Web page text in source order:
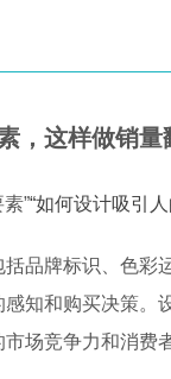
，这样做销量
”“如何设计吸引
品牌标识、色
感知和购买决策。
场竞争力和消费